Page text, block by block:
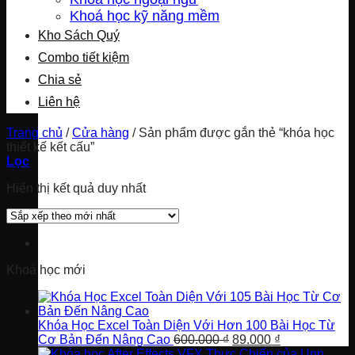
Khoá học kỹ năng mềm
Kho Sách Quý
Combo tiết kiệm
Chia sẻ
Liên hệ
Trang chủ / Cửa hàng /Sản phẩm được gắn thẻ “khóa học
thiết kế kết cấu”
Lọc
Hiển thị kết quả duy nhất
Khoá học mới
Khóa Học Excel Toàn Diện Với Hơn 100 Bài Học Từ
Cơ Bản Đến Nâng Cao 600.000₫ Giá
89.000 ₫